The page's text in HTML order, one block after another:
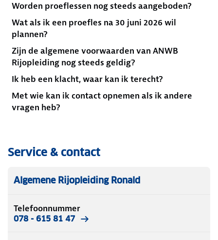
Worden proeflessen nog steeds aangeboden?
Wat als ik een proefles na 30 juni 2026 wil
plannen?
Zijn de algemene voorwaarden van ANWB
Rijopleiding nog steeds geldig?
Ik heb een klacht, waar kan ik terecht?
Met wie kan ik contact opnemen als ik andere
vragen heb?
Service & contact
Algemene Rijopleiding Ronald
Telefoonnummer
078 - 615 81 47